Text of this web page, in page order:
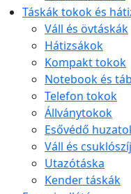
Táskák tokok és
Váll és övtáskák
Hátizsákok
Kompakt tokok
Notebook és
Telefon tokok
Állványtokok
Esővédő
Váll és
Utazótáska
Kender táskák